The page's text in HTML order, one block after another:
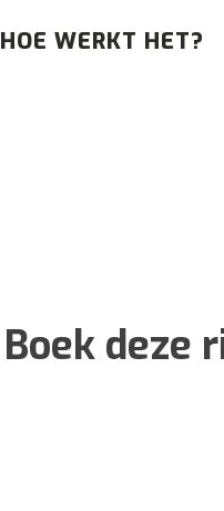
HOE WERKT HET?
Boek deze